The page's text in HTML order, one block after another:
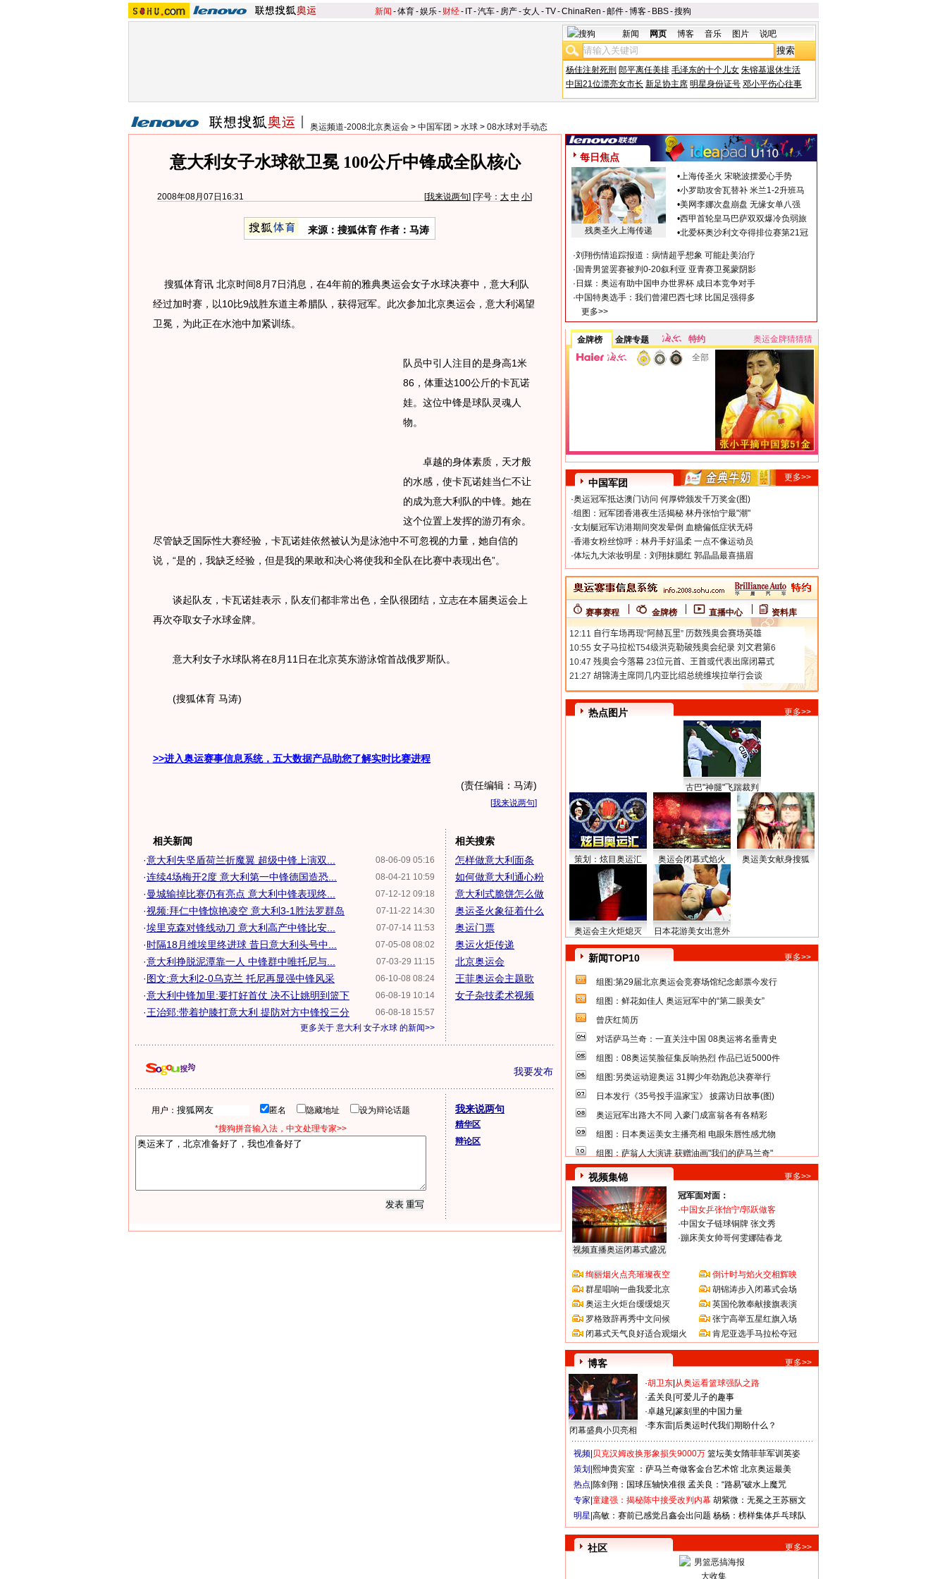
新闻 -体育-娱乐- 财经- IT-汽车- 房产-女人 -TV-ChinaRen -邮件-博客- BBS-搜狗
新闻 网页 博客 音乐 图片 说吧
杨佳注射死刑 郎平离任美排 毛泽东的十个儿女 朱镕基退休生活
中国21位漂亮女市长 新足协主席 明星身份证号 邓小平伤心往事
奥运频道-2008北京奥运会 > 中国军团 > 水球 > 08水球对手动态
意大利女子水球欲卫冕 100公斤中锋成全队核心
2008年08月07日16:31 [我来说两句] [字号： 大 中 小]
来源：搜狐体育 作者：马涛
搜狐体育讯 北京时间8月7日消息，在4年前的雅典奥运会女子水球决赛中，意大利队
经过加时赛，以10比9战胜东道主希腊队，获得冠军。此次参加北京奥运会，意大利渴望
卫冕，为此正在水池中加紧训练。
队员中引人注目的是身高1米
86，体重达100公斤的卡瓦诺
娃。这位中锋是球队灵魂人
物。
卓越的身体素质，天才般
的水感，使卡瓦诺娃当仁不让
的成为意大利队的中锋。她在
这个位置上发挥的游刃有余。
尽管缺乏国际性大赛经验，卡瓦诺娃依然被认为是泳池中不可忽视的力量，她自信的
说，“是的，我缺乏经验，但是我的果敢和决心将使我和全队在比赛中表现出色”。
谈起队友，卡瓦诺娃表示，队友们都非常出色，全队很团结，立志在本届奥运会上
再次夺取女子水球金牌。
意大利女子水球队将在8月11日在北京英东游泳馆首战俄罗斯队。
(搜狐体育 马涛)
>>进入奥运赛事信息系统，五大数据产品助您了解实时比赛进程
(责任编辑：马涛)
[我来说两句]
相关新闻
08-06-09 05:16
·意大利失坚盾荷兰折魔翼 超级中锋上演双...
08-04-21 10:59
·连续4场梅开2度 意大利第一中锋德国造恐...
07-12-12 09:18
·曼城输掉比赛仍有亮点 意大利中锋表现终...
07-11-22 14:30
·视频:拜仁中锋惊艳凌空 意大利3-1胜法罗群岛
07-07-14 11:53
·埃里克森对锋线动刀 意大利高产中锋比安...
07-05-08 08:02
·时隔18月维埃里终进球 昔日意大利头号中...
07-03-29 11:15
·意大利挣脱泥潭靠一人 中锋群中唯托尼与...
06-10-08 08:24
·图文:意大利2-0乌克兰 托尼再显强中锋风采
06-08-19 10:14
·意大利中锋加里:要打好首仗 决不让姚明到篮下
06-08-18 15:57
·王治郅:带着护膝打意大利 提防对方中锋投三分
更多关于 意大利 女子水球 的新闻>>
相关搜索
怎样做意大利面条
如何做意大利通心粉
意大利式脆饼怎么做
奥运圣火象征着什么
奥运门票
奥运火炬传递
北京奥运会
王菲奥运会主题歌
女子杂技柔术视频
我要发布
用户： 匿名 隐藏地址
设为辩论话题
*搜狗拼音输入法，中文处理专家>>
我来说两句
精华区
辩论区
每日焦点
残奥圣火上海传递
•上海传圣火 宋晓波摆爱心手势
•小罗助攻舍瓦替补 米兰1-2升班马
•美网李娜次盘崩盘 无缘女单八强
•西甲首轮皇马巴萨双双爆冷负弱旅
•北爱杯奥沙利文夺得排位赛第21冠
·刘翔伤情追踪报道：病情超乎想象 可能赴美治疗
· 国青男篮罢赛被判0-20叙利亚 亚青赛卫冕蒙阴影
· 日媒：奥运有助中国申办世界杯 成日本竞争对手
·中国特奥选手：我们曾灌巴西七球 比国足强得多
更多>>
金牌榜 金牌专题 特约
奥运金牌猜猜猜
全部
中国军团
更多>>
·奥运冠军抵达澳门访问 何厚铧颁发千万奖金(图)
·组图：冠军团香港夜生活揭秘 林丹张怡宁最"潮"
·女划艇冠军访港期间突发晕倒 血糖偏低症状无碍
·香港女粉丝惊呼：林丹手好温柔 一点不像运动员
·体坛九大浓妆明星：刘翔抹腮红 郭晶晶最喜描眉
赛事赛程 金牌榜 直播中心 资料库
热点图片 更多>>
古巴"神腿"飞踹裁判
策划：炫目奥运汇 奥运会闭幕式焰火 奥运美女献身搜狐
奥运会主火炬熄灭 日本花游美女出意外
新闻TOP10 更多>>
组图:第29届北京奥运会竞赛场馆纪念邮票今发行
组图：鲜花如佳人 奥运冠军中的“第二眼美女”
曾庆红简历
对话萨马兰奇：一直关注中国 08奥运将名垂青史
组图：08奥运笑脸征集反响热烈 作品已近5000件
组图:另类运动迎奥运 31脚少年劲跑总决赛举行
日本发行《35号投手温家宝》 披露访日故事(图)
奥运冠军出路大不同 入豪门成富翁各有各精彩
组图：日本奥运美女主播亮相 电眼朱唇性感尤物
组图：萨翁人大演讲 获赠油画"我们的萨马兰奇"
视频集锦 更多>>
视频直播奥运闭幕式盛况
冠军面对面：
·中国女乒张怡宁/郭跃做客
·中国女子链球铜牌 张文秀
·蹦床美女帅哥何雯娜陆春龙
绚丽烟火点亮璀璨夜空
群星唱响一曲我爱北京
奥运主火炬台缓缓熄灭
罗格致辞再秀中文问候
闭幕式天气良好适合观烟火
倒计时与焰火交相辉映
胡锦涛步入闭幕式会场
英国伦敦奉献接旗表演
张宁高举五星红旗入场
肯尼亚选手马拉松夺冠
博客 更多>>
闭幕盛典小贝亮相
·胡卫东 从奥运看篮球强队之路
·孟关良 可爱儿子的趣事
·卓越兄 篆刻里的中国力量
·李东雷 后奥运时代我们期盼什么？
视频| 贝克汉姆改换形象损失9000万 篮坛美女隋菲菲军训英姿
策划| 熙坤贵宾室 ：萨马兰奇做客金台艺术馆 北京奥运最美
热点| 陈剑翔：国球压轴快准很 孟关良：“路易”破水上魔咒
专家| 童建强：揭秘陈中接受改判内幕 胡紫微：无冕之王苏丽文
明星| 高敏：赛前已感觉吕鑫会出问题 杨杨：榜样集体乒乓球队
社区 更多>>